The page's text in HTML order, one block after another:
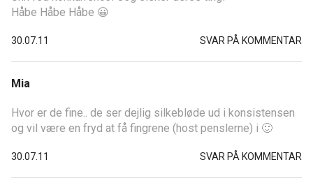
Håbe Håbe Håbe 😀
30.07.11 SVAR PÅ KOMMENTAR
Mia
Hvor er de fine.. de ser dejlig silkebløde ud i konsistensen
og vil være en fryd at få fingrene (host penslerne) i 🙂
30.07.11 SVAR PÅ KOMMENTAR